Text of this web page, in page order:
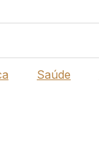
Saúde